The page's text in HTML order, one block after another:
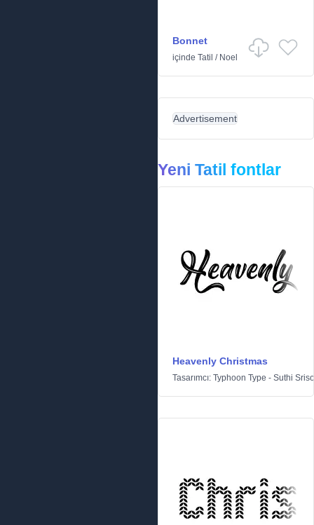
Bonnet
içinde Tatil / Noel
Advertisement
Yeni Tatil fontlar
Heavenly Christmas
Tasarımcı: Typhoon Type - Suthi